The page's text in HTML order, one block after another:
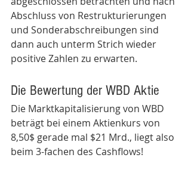
Abschluss von Restrukturierungen
und Sonderabschreibungen sind
dann auch unterm Strich wieder
positive Zahlen zu erwarten.
Die Bewertung der WBD Aktie
Die Marktkapitalisierung von WBD
beträgt bei einem Aktienkurs von
8,50$ gerade mal $21 Mrd., liegt also
beim 3-fachen des Cashflows!